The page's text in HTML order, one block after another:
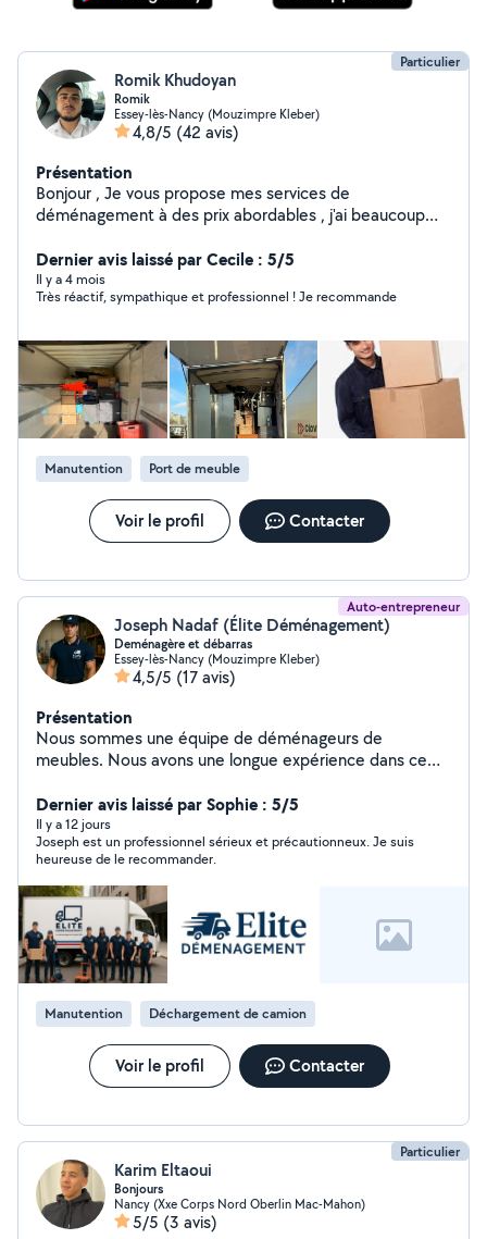
Particulier
Romik Khudoyan
Romik
Essey-lès-Nancy (Mouzimpre Kleber)
4,8/5 (42 avis)
Présentation
Bonjour , Je vous propose mes services de
déménagement à des prix abordables , j'ai beaucoup
n'hésitez pas à me contacter
Dernier avis laissé par Cecile : 5/5
Il y a 4 mois
Très réactif, sympathique et professionnel ! Je recommande
Manutention Port de meuble
Voir le profil Contacter
Auto-entrepreneur
Joseph Nadaf (Élite Déménagement)
Deménagère et débarras
Essey-lès-Nancy (Mouzimpre Kleber)
4,5/5 (17 avis)
Présentation
Nous sommes une équipe de déménageurs de
meubles. Nous avons une longue expérience dans ce
Dernier avis laissé par Sophie : 5/5
Il y a 12 jours
Joseph est un professionnel sérieux et précautionneux. Je suis
heureuse de le recommander.
Manutention Déchargement de camion
Voir le profil Contacter
Particulier
Karim Eltaoui
Bonjours
Nancy (Xxe Corps Nord Oberlin Mac-Mahon)
5/5 (3 avis)